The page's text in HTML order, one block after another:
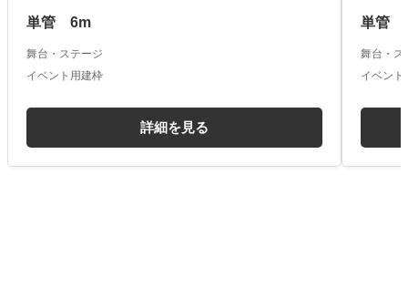
単管 6m
舞台・ステージ
イベント用建枠
詳細を見る
単管
舞台・ス
イベント